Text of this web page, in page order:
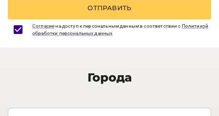
ОТПРАВИТЬ
Согласиена доступ к персональным данным в соответствии с Политикой
обработки персональных данных
Города